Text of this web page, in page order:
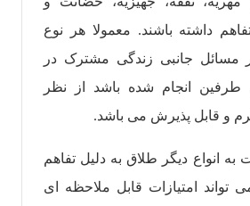
داشته باشند. معمولا هر نوع
مسائل جانبی زندگی مشترک در
طرفین انجام شده باشد از نظر
و قابل پذیرش می باشد.
انواع دیگر طلاق به دلیل تفاهم
تواند امتیازات قابل ملاحظه ای